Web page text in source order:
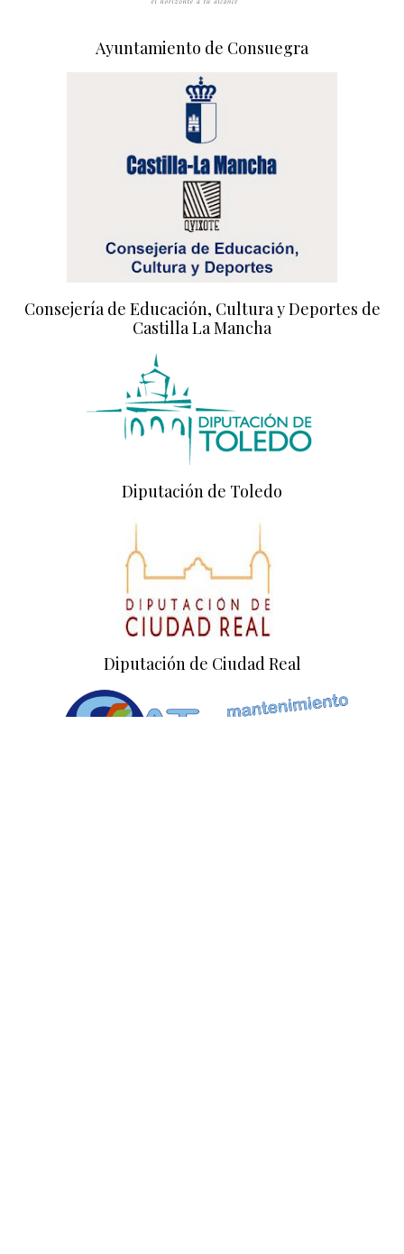
Ayuntamiento de Consuegra
Consejería de Educación, Cultura y Deportes de
Castilla La Mancha
Diputación de Toledo
Diputación de Ciudad Real